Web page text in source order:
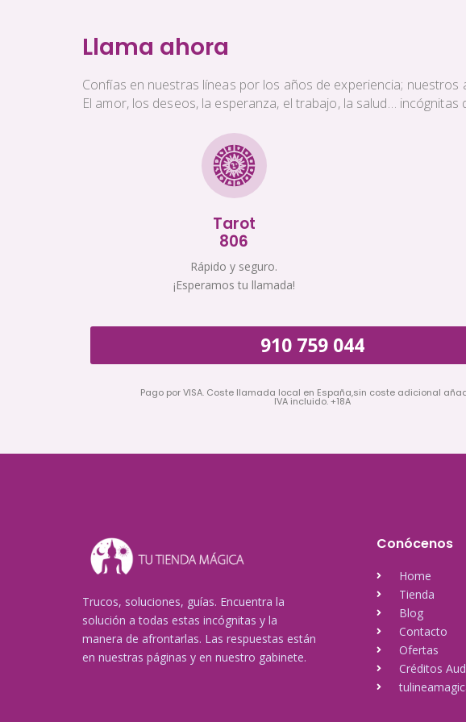
Llama ahora
Confías en nuestras líneas por los años de experiencia;
El amor, los deseos, la esperanza, el trabajo, la salud…
Tarot
806
Rápido y seguro.
¡Esperamos tu llamada!
910 759 044
Pago por VISA. Coste llamada local en España,sin coste adicional
IVA incluido. +18A
Trucos, soluciones, guías. Encuentra la
solución a todas estas incógnitas y la
manera de afrontarlas. Las respuestas están
en nuestras páginas y en nuestro gabinete.
Conócenos
Home
Tienda
Blog
Contacto
Ofertas
Créditos